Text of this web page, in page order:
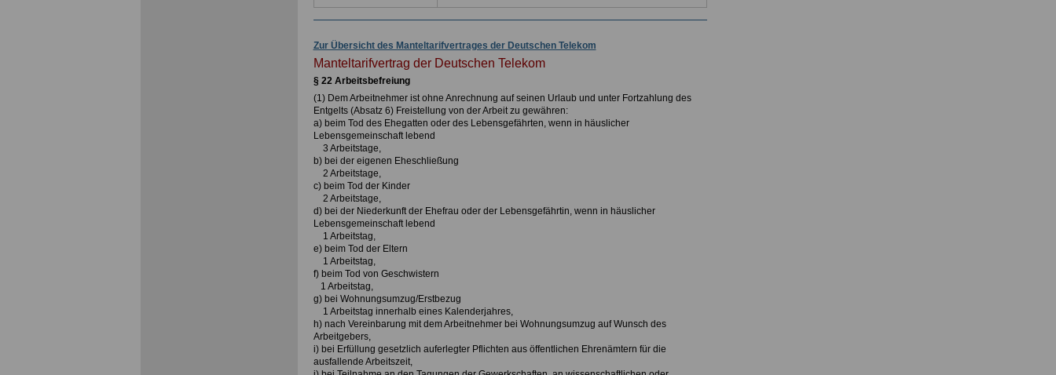
Zur Übersicht des Manteltarifvertrages der Deutschen Telekom
Manteltarifvertrag der Deutschen Telekom
§ 22 Arbeitsbefreiung
(1) Dem Arbeitnehmer ist ohne Anrechnung auf seinen Urlaub und unter Fortzahlung des
Entgelts (Absatz 6) Freistellung von der Arbeit zu gewähren:
a) beim Tod des Ehegatten oder des Lebensgefährten, wenn in häuslicher
Lebensgemeinschaft lebend
3 Arbeitstage,
b) bei der eigenen Eheschließung
2 Arbeitstage,
c) beim Tod der Kinder
2 Arbeitstage,
d) bei der Niederkunft der Ehefrau oder der Lebensgefährtin, wenn in häuslicher
Lebensgemeinschaft lebend
1 Arbeitstag,
e) beim Tod der Eltern
1 Arbeitstag,
f) beim Tod von Geschwistern
1 Arbeitstag,
g) bei Wohnungsumzug/Erstbezug
1 Arbeitstag innerhalb eines Kalenderjahres,
h) nach Vereinbarung mit dem Arbeitnehmer bei Wohnungsumzug auf Wunsch des
Arbeitgebers,
i) bei Erfüllung gesetzlich auferlegter Pflichten aus öffentlichen Ehrenämtern für die
ausfallende Arbeitszeit,